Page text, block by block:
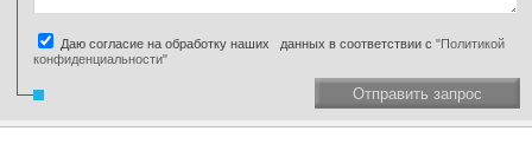
Даю согласие на обработку наших данных в соответствии с "Политикой
конфиденциальности"
Отправить запрос